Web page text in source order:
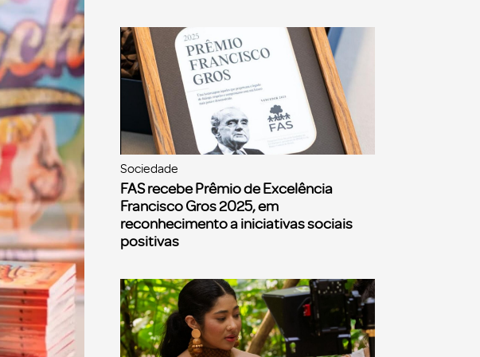
Sociedade
FAS recebe Prêmio de Excelência
Francisco Gros 2025, em
reconhecimento a iniciativas sociais
positivas